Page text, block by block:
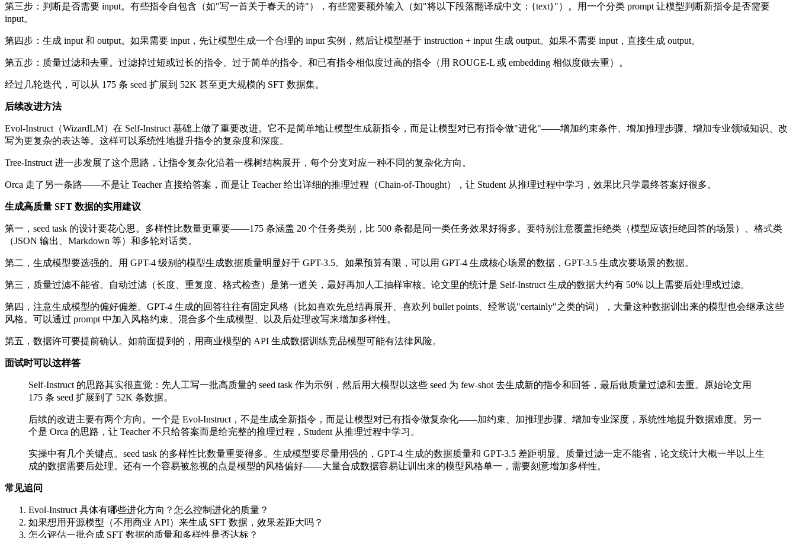
第三步：判断是否需要 input。有些指令自包含（如"写一首关于春天的诗"），有些需要额外输入（如"将以下段落翻译成中文：{text}"）。用一个分类 prompt 让模型判断新指令是否需要
input。
第四步：生成 input 和 output。如果需要 input，先让模型生成一个合理的 input 实例，然后让模型基于 instruction + input 生成 output。如果不需要 input，直接生成 output。
第五步：质量过滤和去重。过滤掉过短或过长的指令、过于简单的指令、和已有指令相似度过高的指令（用 ROUGE-L 或 embedding 相似度做去重）。
经过几轮迭代，可以从 175 条 seed 扩展到 52K 甚至更大规模的 SFT 数据集。
后续改进方法
Evol-Instruct（WizardLM）在 Self-Instruct 基础上做了重要改进。它不是简单地让模型生成新指令，而是让模型对已有指令做"进化"——增加约束条件、增加推理步骤、增加专业领域知识、改
写为更复杂的表达等。这样可以系统性地提升指令的复杂度和深度。
Tree-Instruct 进一步发展了这个思路，让指令复杂化沿着一棵树结构展开，每个分支对应一种不同的复杂化方向。
Orca 走了另一条路——不是让 Teacher 直接给答案，而是让 Teacher 给出详细的推理过程（Chain-of-Thought），让 Student 从推理过程中学习，效果比只学最终答案好很多。
生成高质量 SFT 数据的实用建议
第一，seed task 的设计要花心思。多样性比数量更重要——175 条涵盖 20 个任务类别，比 500 条都是同一类任务效果好得多。要特别注意覆盖拒绝类（模型应该拒绝回答的场景）、格式类
（JSON 输出、Markdown 等）和多轮对话类。
第二，生成模型要选强的。用 GPT-4 级别的模型生成数据质量明显好于 GPT-3.5。如果预算有限，可以用 GPT-4 生成核心场景的数据，GPT-3.5 生成次要场景的数据。
第三，质量过滤不能省。自动过滤（长度、重复度、格式检查）是第一道关，最好再加人工抽样审核。论文里的统计是 Self-Instruct 生成的数据大约有 50% 以上需要后处理或过滤。
第四，注意生成模型的偏好偏差。GPT-4 生成的回答往往有固定风格（比如喜欢先总结再展开、喜欢列 bullet points、经常说"certainly"之类的词），大量这种数据训出来的模型也会继承这些
风格。可以通过 prompt 中加入风格约束、混合多个生成模型、以及后处理改写来增加多样性。
第五，数据许可要提前确认。如前面提到的，用商业模型的 API 生成数据训练竞品模型可能有法律风险。
面试时可以这样答
Self-Instruct 的思路其实很直觉：先人工写一批高质量的 seed task 作为示例，然后用大模型以这些 seed 为 few-shot 去生成新的指令和回答，最后做质量过滤和去重。原始论文用
175 条 seed 扩展到了 52K 条数据。
后续的改进主要有两个方向。一个是 Evol-Instruct，不是生成全新指令，而是让模型对已有指令做复杂化——加约束、加推理步骤、增加专业深度，系统性地提升数据难度。另一
个是 Orca 的思路，让 Teacher 不只给答案而是给完整的推理过程，Student 从推理过程中学习。
实操中有几个关键点。seed task 的多样性比数量重要得多。生成模型要尽量用强的，GPT-4 生成的数据质量和 GPT-3.5 差距明显。质量过滤一定不能省，论文统计大概一半以上生
成的数据需要后处理。还有一个容易被忽视的点是模型的风格偏好——大量合成数据容易让训出来的模型风格单一，需要刻意增加多样性。
常见追问
Evol-Instruct 具体有哪些进化方向？怎么控制进化的质量？
如果想用开源模型（不用商业 API）来生成 SFT 数据，效果差距大吗？
怎么评估一批合成 SFT 数据的质量和多样性是否达标？